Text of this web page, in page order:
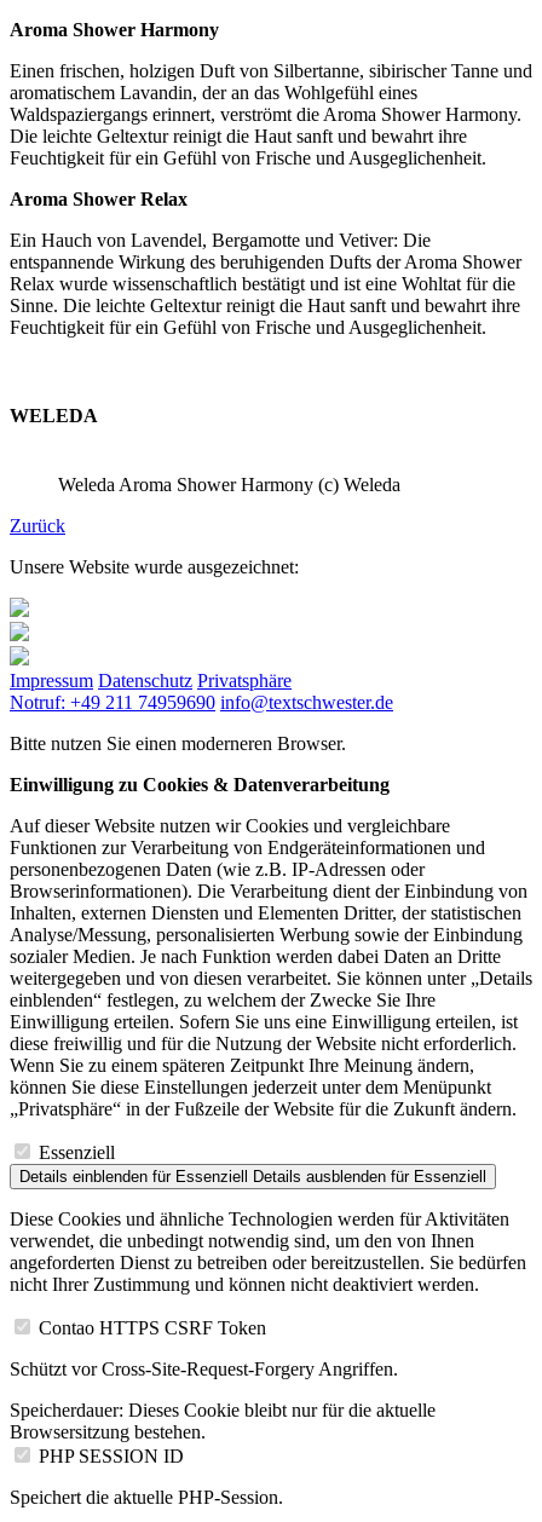
Aroma Shower Harmony
Einen frischen, holzigen Duft von Silbertanne, sibirischer Tanne und
aromatischem Lavandin, der an das Wohlgefühl eines
Waldspaziergangs erinnert, verströmt die Aroma Shower Harmony.
Die leichte Geltextur reinigt die Haut sanft und bewahrt ihre
Feuchtigkeit für ein Gefühl von Frische und Ausgeglichenheit.
Aroma Shower Relax
Ein Hauch von Lavendel, Bergamotte und Vetiver: Die
entspannende Wirkung des beruhigenden Dufts der Aroma Shower
Relax wurde wissenschaftlich bestätigt und ist eine Wohltat für die
Sinne. Die leichte Geltextur reinigt die Haut sanft und bewahrt ihre
Feuchtigkeit für ein Gefühl von Frische und Ausgeglichenheit.
WELEDA
Weleda Aroma Shower Harmony (c) Weleda
Zurück
Unsere Website wurde ausgezeichnet:
Impressum Datenschutz Privatsphäre
Notruf: +49 211 74959690 info@textschwester.de
Bitte nutzen Sie einen moderneren Browser.
Einwilligung zu Cookies & Datenverarbeitung
Auf dieser Website nutzen wir Cookies und vergleichbare
Funktionen zur Verarbeitung von Endgeräteinformationen und
personenbezogenen Daten (wie z.B. IP-Adressen oder
Browserinformationen). Die Verarbeitung dient der Einbindung von
Inhalten, externen Diensten und Elementen Dritter, der statistischen
Analyse/Messung, personalisierten Werbung sowie der Einbindung
sozialer Medien. Je nach Funktion werden dabei Daten an Dritte
weitergegeben und von diesen verarbeitet. Sie können unter „Details
einblenden“ festlegen, zu welchem der Zwecke Sie Ihre
Einwilligung erteilen. Sofern Sie uns eine Einwilligung erteilen, ist
diese freiwillig und für die Nutzung der Website nicht erforderlich.
Wenn Sie zu einem späteren Zeitpunkt Ihre Meinung ändern,
können Sie diese Einstellungen jederzeit unter dem Menüpunkt
„Privatsphäre“ in der Fußzeile der Website für die Zukunft ändern.
Essenziell
Details einblenden für Essenziell Details ausblenden für Essenziell
Diese Cookies und ähnliche Technologien werden für Aktivitäten
verwendet, die unbedingt notwendig sind, um den von Ihnen
angeforderten Dienst zu betreiben oder bereitzustellen. Sie bedürfen
nicht Ihrer Zustimmung und können nicht deaktiviert werden.
Contao HTTPS CSRF Token
Schützt vor Cross-Site-Request-Forgery Angriffen.
Speicherdauer: Dieses Cookie bleibt nur für die aktuelle
Browsersitzung bestehen.
PHP SESSION ID
Speichert die aktuelle PHP-Session.